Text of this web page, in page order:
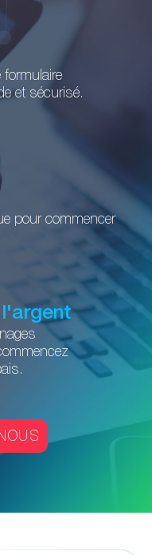
et sécurisé.
pour commencer